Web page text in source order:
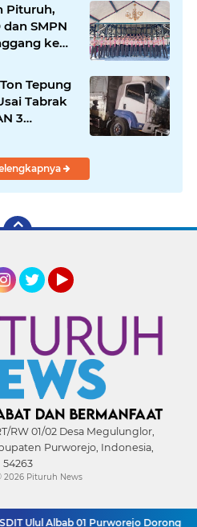
Pituruh,
dan SMPN
ke
Tepung
Tabrak
3
Tewas
RW 01/02 Desa Megulunglor,
Purworejo, Indonesia,
54263
Albab 01 Purworejo Dorong Peran
2026 Pituruh News